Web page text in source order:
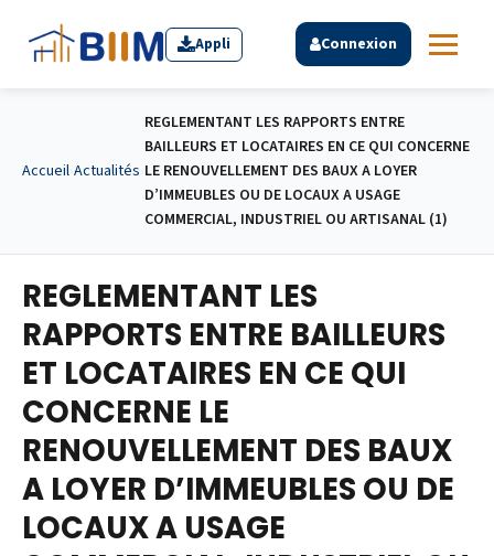
Appli Connexion
Accueil Actualités
REGLEMENTANT LES RAPPORTS ENTRE
BAILLEURS ET LOCATAIRES EN CE QUI CONCERNE
LE RENOUVELLEMENT DES BAUX A LOYER
D’IMMEUBLES OU DE LOCAUX A USAGE
COMMERCIAL, INDUSTRIEL OU ARTISANAL (1)
REGLEMENTANT LES
RAPPORTS ENTRE BAILLEURS
ET LOCATAIRES EN CE QUI
CONCERNE LE
RENOUVELLEMENT DES BAUX
A LOYER D’IMMEUBLES OU DE
LOCAUX A USAGE